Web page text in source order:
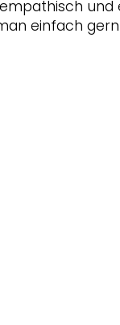
und
einfach